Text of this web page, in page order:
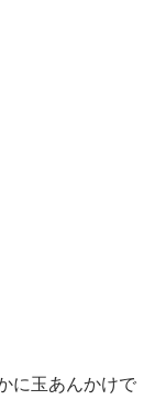
に玉あんかけで